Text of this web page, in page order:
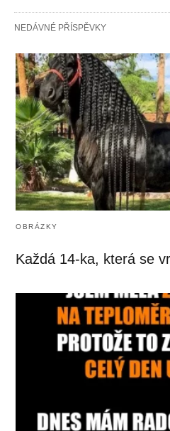
NEDÁVNÉ PŘÍSPĚVKY
OBRÁZKY
Každá 14-ka, která se